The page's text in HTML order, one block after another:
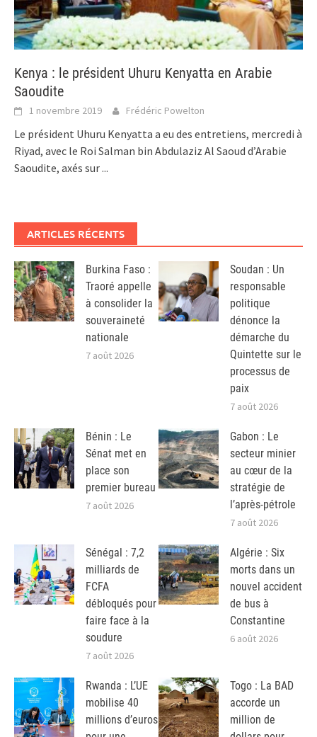
Kenya : le président Uhuru Kenyatta en Arabie
Saoudite
1 novembre 2019 Frédéric Powelton
Le président Uhuru Kenyatta a eu des entretiens, mercredi à
Riyad, avec le Roi Salman bin Abdulaziz Al Saoud d’Arabie
Saoudite, axés sur...
ARTICLES RÉCENTS
Burkina Faso :
Traoré appelle
à consolider la
souveraineté
nationale
7 août 2026
Soudan : Un
responsable
politique
dénonce la
démarche du
Quintette sur le
processus de
paix
7 août 2026
Bénin : Le
Sénat met en
place son
premier bureau
7 août 2026
Gabon : Le
secteur minier
au cœur de la
stratégie de
l’après-pétrole
7 août 2026
Sénégal : 7,2
milliards de
FCFA
débloqués pour
faire face à la
soudure
7 août 2026
Algérie : Six
morts dans un
nouvel accident
de bus à
Constantine
6 août 2026
Rwanda : L’UE
mobilise 40
millions d’euros
Togo : La BAD
accorde un
million de